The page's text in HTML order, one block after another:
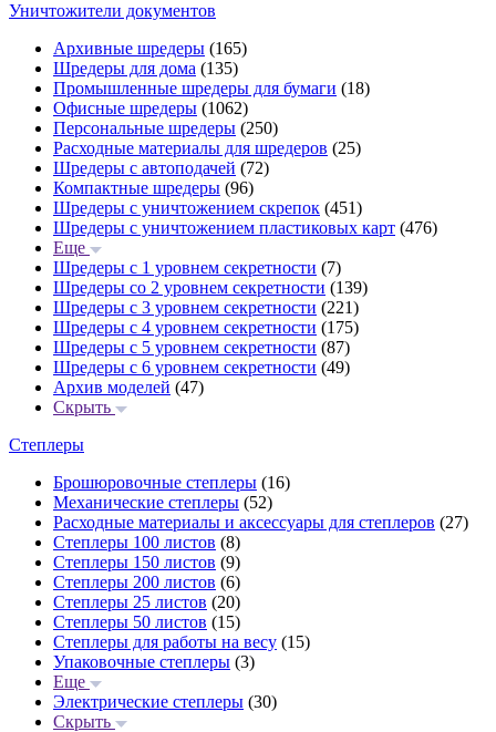
Уничтожители документов
Архивные шредеры (165)
Шредеры для дома (135)
Промышленные шредеры для бумаги (18)
Офисные шредеры (1062)
Персональные шредеры (250)
Расходные материалы для шредеров (25)
Шредеры с автоподачей (72)
Компактные шредеры (96)
Шредеры с уничтожением скрепок (451)
Шредеры с уничтожением пластиковых карт (476)
Еще
Шредеры с 1 уровнем секретности (7)
Шредеры со 2 уровнем секретности (139)
Шредеры с 3 уровнем секретности (221)
Шредеры с 4 уровнем секретности (175)
Шредеры с 5 уровнем секретности (87)
Шредеры с 6 уровнем секретности (49)
Архив моделей (47)
Скрыть
Степлеры
Брошюровочные степлеры (16)
Механические степлеры (52)
Расходные материалы и аксессуары для степлеров (27)
Степлеры 100 листов (8)
Степлеры 150 листов (9)
Степлеры 200 листов (6)
Степлеры 25 листов (20)
Степлеры 50 листов (15)
Степлеры для работы на весу (15)
Упаковочные степлеры (3)
Еще
Электрические степлеры (30)
Скрыть